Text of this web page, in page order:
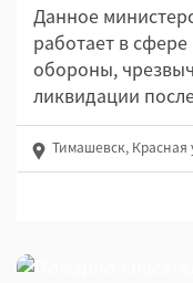
Данное
работает в
обороны,
ликвидации
Тимашевск, Красная